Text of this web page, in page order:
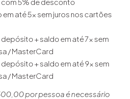
em até 5x sem juros nos cartões
+ saldo em até 7x sem
/ MasterCard
+ saldo em até 9x sem
/ MasterCard
por pessoa é necessário